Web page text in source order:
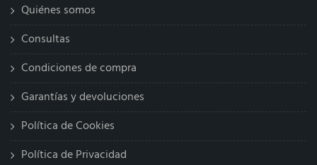
Quiénes somos
Consultas
Condiciones de compra
Garantías y devoluciones
Política de Cookies
Política de Privacidad